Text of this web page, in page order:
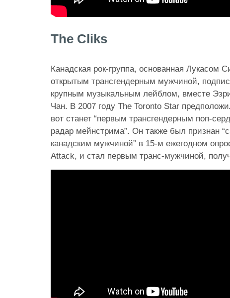
The Cliks
Канадская рок-группа, основанная Лукасом
открытым трансгендерным мужчиной,
крупным музыкальным лейблом, вместе
Чан. В 2007 году The Toronto Star
вот станет “первым трансгендерным поп-
радар мейнстрима”. Он также был признан
канадским мужчиной” в 15-м ежегодном
Attack, и стал первым транс-мужчиной,